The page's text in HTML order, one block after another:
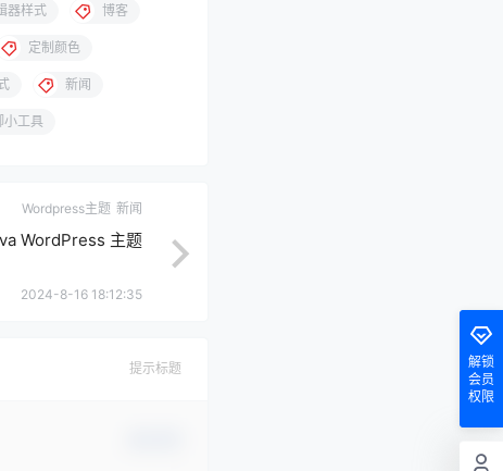
器样式 博客
定制颜色
新闻
小工具
Wordpress主题 新闻
WordPress 主题
2024-8-16 18:12:35
提示标题
解锁
会员
权限